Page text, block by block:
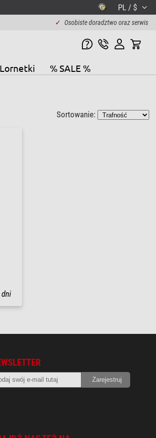
PL / $
✓ Osobiste doradztwo oraz serwis
Lornetki % SALE %
Sortowanie:
dni